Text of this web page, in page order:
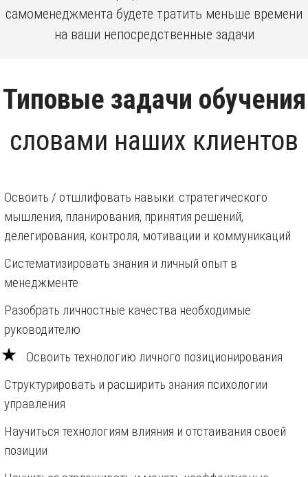
самоменеджмента будете тратить меньше времени
на ваши непосредственные задачи
Типовые задачи обучения
словами наших клиентов
Освоить / отшлифовать навыки: стратегического
мышления, планирования, принятия решений,
делегирования, контроля, мотивации и коммуникаций
Систематизировать знания и личный опыт в
менеджменте
Разобрать личностные качества необходимые
руководителю
Освоить технологию личного позиционирования
Структурировать и расширить знания психологии
управления
Научиться технологиям влияния и отстаивания своей
позиции